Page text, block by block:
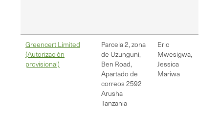
Greencert Limited
(Autorización
provisional)
Parcela 2, zona
de Uzunguni,
Ben Road,
Apartado de
correos 2592
Arusha
Tanzania
Eric
Mwesigwa,
Jessica
Mariwa